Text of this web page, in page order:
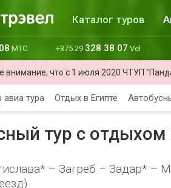
Каталог туров
МТС +375 29 328 38 07 Vel
что с 1 июля 2020 ЧТУП
тура Отдых в Египте
тур с отдыхом
– Загреб – Задар* –